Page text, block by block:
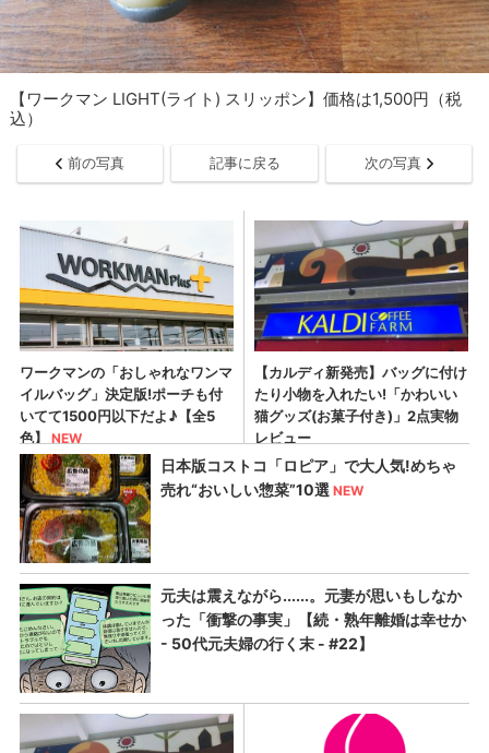
【ワークマン LIGHT(ライト) スリッポン】価格は1,500円（税
込）
前の写真 記事に戻る 次の写真